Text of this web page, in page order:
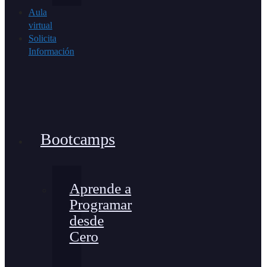
Aula
virtual
Solicita
Información
Bootcamps
Aprende a
Programar
desde
Cero